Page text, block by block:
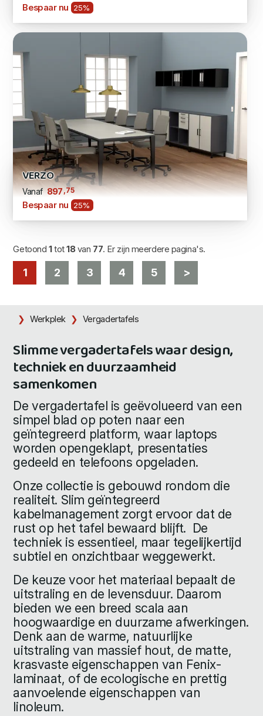
Bespaar nu 25%
VERZO
Vanaf 897,75
Bespaar nu 25%
Getoond 1tot18van 77. Er zijn meerdere pagina's.
1 2 3 4 5 >
Werkplek Vergadertafels
Slimme vergadertafels waar design,
techniek en duurzaamheid
samenkomen
De vergadertafel is geëvolueerd van een
simpel blad op poten naar een
geïntegreerd platform, waar laptops
worden opengeklapt, presentaties
gedeeld en telefoons opgeladen.
Onze collectie is gebouwd rondom die
realiteit. Slim geïntegreerd
kabelmanagement zorgt ervoor dat de
rust op het tafel bewaard blijft. De
techniek is essentieel, maar tegelijkertijd
subtiel en onzichtbaar weggewerkt.
De keuze voor het materiaal bepaalt de
uitstraling en de levensduur. Daarom
bieden we een breed scala aan
hoogwaardige en duurzame afwerkingen.
Denk aan de warme, natuurlijke
uitstraling van massief hout, de matte,
krasvaste eigenschappen van Fenix-
laminaat, of de ecologische en prettig
aanvoelende eigenschappen van
linoleum.